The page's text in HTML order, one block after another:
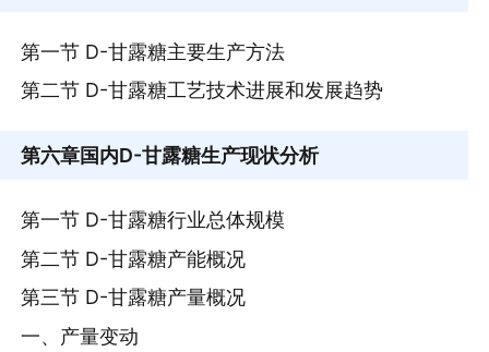
第一节 D-甘露糖主要生产方法
第二节 D-甘露糖工艺技术进展和发展趋势
第六章国内D-甘露糖生产现状分析
第一节 D-甘露糖行业总体规模
第二节 D-甘露糖产能概况
第三节 D-甘露糖产量概况
一、产量变动